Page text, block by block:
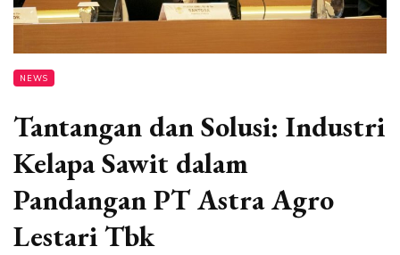
NEWS
Tantangan dan Solusi: Industri
Kelapa Sawit dalam
Pandangan PT Astra Agro
Lestari Tbk